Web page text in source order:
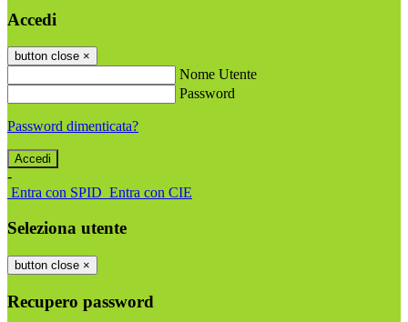
Accedi
button close ×
Nome Utente
Password
Password dimenticata?
-
Entra con SPID Entra con CIE
Seleziona utente
button close ×
Recupero password